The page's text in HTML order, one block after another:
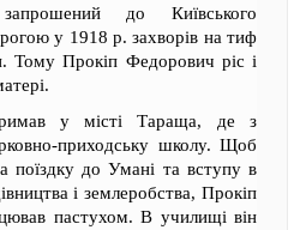
до Київського
у 1918 р. захворів на тиф
Прокіп Федорович ріс і
у місті Тараща, де з
приходську школу. Щоб
поїздку до Умані та вступу в
і землеробства, Прокіп
пастухом. В училищі він